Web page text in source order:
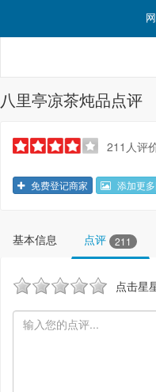
八里亭凉茶炖品点评
211人评
免费登记商家 添加更
基本信息 点评 211
点击星